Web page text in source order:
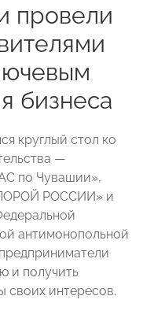
провели
бизнеса
круглый стол ко
—
по Чувашии»,
РОССИИ» и
антимонопольной
и получить
своих интересов.